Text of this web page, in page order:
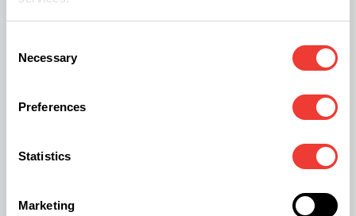
Selection
Necessary
Preferences
Statistics
Marketing
comme celle d'un cannabis ! "
, s'émerveille-t-il
toute évidence un phéno mangue... "
La session de dégustation: un goût fabuleux